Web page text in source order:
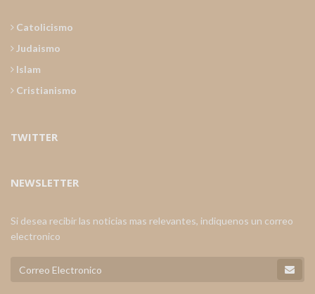
Catolicismo
Judaismo
Islam
Cristianismo
TWITTER
NEWSLETTER
Si desea recibir las noticias mas relevantes, indiquenos un correo
electronico